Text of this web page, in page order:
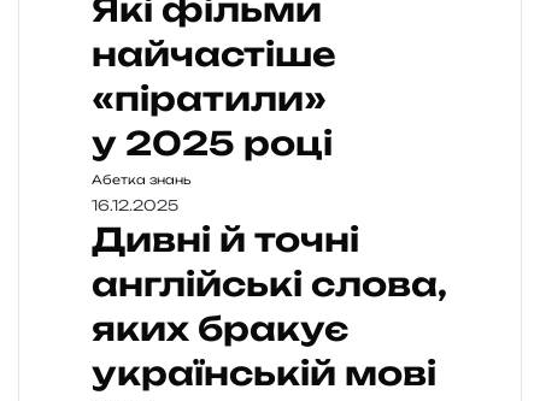
Які фільми
найчастіше
«піратили»
у 2025 році
Абетка знань
16.12.2025
Дивні й точні
англійські слова,
яких бракує
українській мові